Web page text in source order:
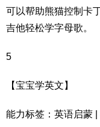
可以帮助熊猫控制卡
吉他轻松学字母歌。
5
【宝宝学英文】
能力标签：英语启蒙